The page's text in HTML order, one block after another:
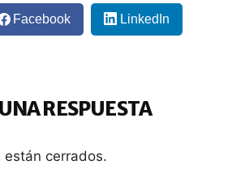
Facebook LinkedIn
RESPUESTA
están cerrados.